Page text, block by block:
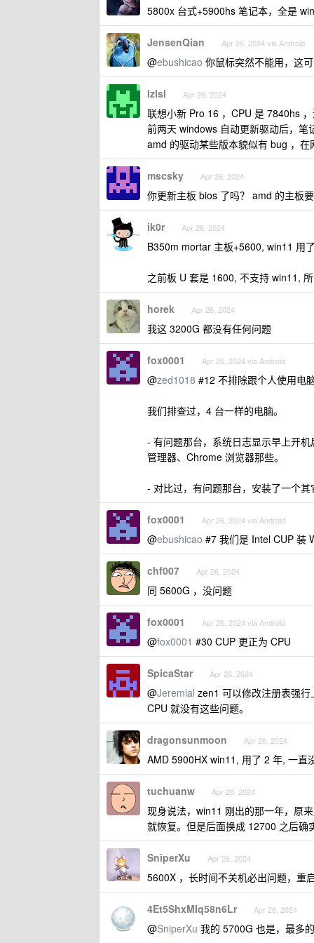
5800x 台式+5900hs 笔记本，全是
JensenQian Apr 26, 2024 via Android
@ebushicao 你鼠标突然不能用，这
lzlsl Apr 26, 2024
联想小新 Pro 16 ，CPU 是 7840hs
前两天 windows 自动更新驱动后，
amd 的驱动某些版本貌似有 bug ，
mscsky Apr 26, 2024
你更新主板 bios 了吗？ amd 的主板
ik0r Apr 26, 2024
B350m mortar 主板+5600, win11 用
之前板 U 套是 1600, 不支持 win11,
horek Apr 26, 2024
我这 3200G 都没有任何问题
fox0001 Apr 26, 2024 via Android
@zed1018 #12 不排除跟个人使用电
我们排查过，4 台一样的电脑。
- 有问题那台，系统日志显示早上开
管理器、Chrome 浏览器那些。
- 对比过，有问题那台，安装了一个
fox0001 Apr 26, 2024 via Android
@ebushicao #7 我们是 Intel CUP 装
chf007 Apr 26, 2024
同 5600G ，没问题
fox0001 Apr 26, 2024 via Android
@fox0001 #30 CUP 更正为 CPU
SpicaStar Apr 26, 2024
@Jeremial zen1 可以修改注册表强
CPU 就没有这些问题。
dragonsunmoon Apr 26, 2024
AMD 5900HX win11, 用了 2 年, 一直
tuchuanw Apr 26, 2024
现身说法，win11 刚出的那一年，原
就恢复。但是后面换成 12700 之后确
SniperXu Apr 26, 2024
5600X ，长时间不关机必出问题，重
4Et5ShxMIq58n6Lr Apr 26, 2024
@SniperXu 我的 5700G 也是，最多